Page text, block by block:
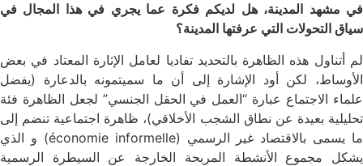
في مشهد المدينة، هل لديكم فكرة عما يجري في هذا المجال في
سياق التحولات التي عرفتها المدينة؟
لم أتناول هذه الظاهرة بالتحديد تفاديا لعامل الإثارة المعتاد في بعض
الأوساط، لكن أود الإشارة إلى أن ما سميتمونه بالدعارة (يفضل
علماء الاجتماع عبارة “العمل في الحقل الجنسي” لجعل الظاهرة فئة
تحليلية بعيدة عن نطاق الشجب الأخلاقي)، ظاهرة اجتماعية تنضم إلى
ما يسمى بالاقتصاد غير الرسمي (économie informelle) و الذي
يشكل مجموع الأنشطة المربحة الخارجة عن السيطرة الرسمية